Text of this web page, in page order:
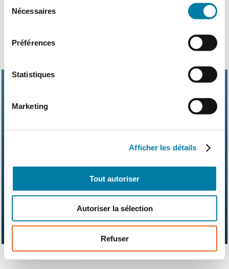
Nécessaires
Préférences
Statistiques
Marketing
Afficher les détails
Tout autoriser
Autoriser la sélection
Refuser
Contact
Kit média
Mentions légales
CGV RGPD
Suivez-nous également sur les réseaux sociaux